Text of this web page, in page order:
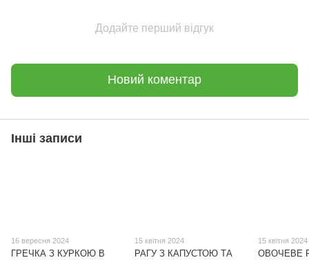
Додайте перший відгук
Новий коментар
Інші записи
16 вересня 2024
ГРЕЧКА З КУРКОЮ В
15 квітня 2024
РАГУ З КАПУСТОЮ ТА
15 квітня 2024
ОВОЧЕВЕ